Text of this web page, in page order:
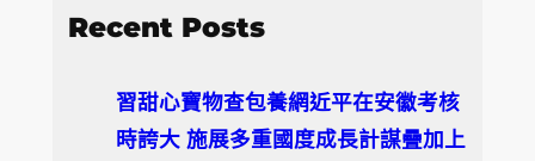
a
Recent Posts
習甜心寶物查包養網近平在安徽考核
時誇大 施展多重國度成長計謀疊加上